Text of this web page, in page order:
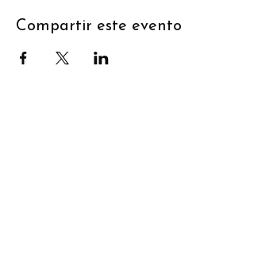
Compartir este evento